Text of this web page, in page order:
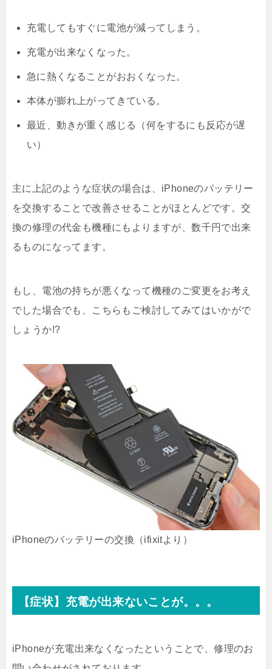
充電してもすぐに電池が減ってしまう。
充電が出来なくなった。
急に熱くなることがおおくなった。
本体が膨れ上がってきている。
最近、動きが重く感じる（何をするにも反応が遅
い）
主に上記のような症状の場合は、iPhoneのバッテリー
を交換することで改善させることがほとんどです。交
換の修理の代金も機種にもよりますが、数千円で出来
るものになってます。
もし、電池の持ちが悪くなって機種のご変更をお考え
でした場合でも、こちらもご検討してみてはいかがで
しょうか!?
iPhoneのバッテリーの交換（ifixitより）
【症状】充電が出来ないことが。。。
iPhoneが充電出来なくなったということで、修理のお